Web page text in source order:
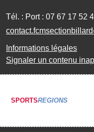
Tél. : Port : 07 67 17 52
Informations légales
Signaler un contenu
SPORTSREGIONS